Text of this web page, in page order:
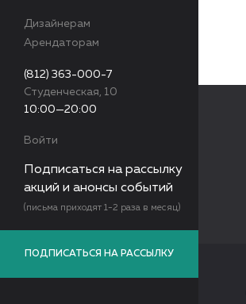
Дизайнерам
Арендаторам
(812) 363-000-7
Студенческая, 10
10:00—20:00
Войти
Подписаться на рассылку
акций и анонсы событий
(письма приходят 1-2 раза в месяц)
ПОДПИСАТЬСЯ НА РАССЫЛКУ